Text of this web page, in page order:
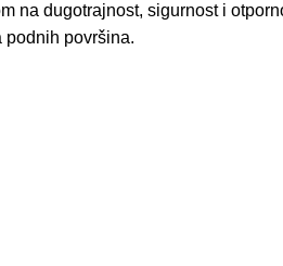
dugotrajnost, sigurnost i
podnih površina.